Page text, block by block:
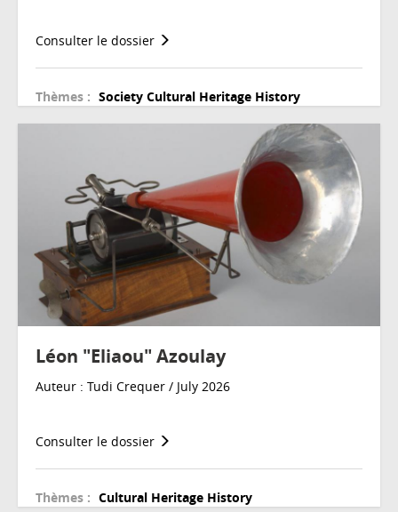
Consulter le dossier
Thèmes : Society Cultural Heritage History
Léon "Eliaou" Azoulay
Auteur : Tudi Crequer / July 2026
Consulter le dossier
Thèmes : Cultural Heritage History